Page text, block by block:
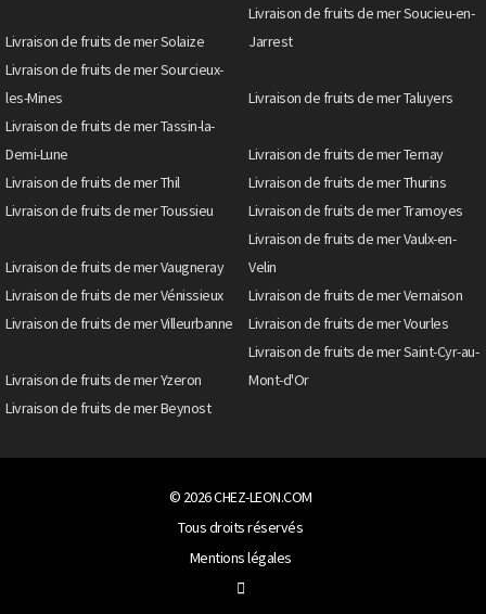
Livraison de fruits de mer Solaize
Livraison de fruits de mer Soucieu-en-
Jarrest
Livraison de fruits de mer Sourcieux-
les-Mines
Livraison de fruits de mer Taluyers
Livraison de fruits de mer Tassin-la-
Demi-Lune
Livraison de fruits de mer Ternay
Livraison de fruits de mer Thil
Livraison de fruits de mer Thurins
Livraison de fruits de mer Toussieu
Livraison de fruits de mer Tramoyes
Livraison de fruits de mer Vaugneray
Livraison de fruits de mer Vaulx-en-
Velin
Livraison de fruits de mer Vénissieux
Livraison de fruits de mer Vernaison
Livraison de fruits de mer Villeurbanne
Livraison de fruits de mer Vourles
Livraison de fruits de mer Yzeron
Livraison de fruits de mer Saint-Cyr-au-
Mont-d'Or
Livraison de fruits de mer Beynost
© 2026CHEZ-LEON.COM
Tous droits réservés
Mentions légales